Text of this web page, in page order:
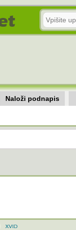
Naloži podnapis